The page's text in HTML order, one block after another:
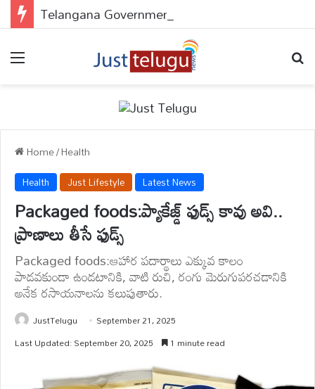
Home/Health
Health Just Lifestyle Latest News
Packaged foods:ప్యాకేజ్డ్ ఫుడ్స్ కావు అవి..
ప్రాణాలు తీసే ఫుడ్స్
Packaged foods:ఆహార పదార్థాలు ఎక్కువ కాలం
పాడవకుండా ఉండటానికి, వాటి రుచి, రంగు మెరుగుపరచడానికి
అనేక రసాయనాలను కలుపుతారు.
JustTelugu
September 21, 2025
Last Updated: September 20, 2025
1 minute read